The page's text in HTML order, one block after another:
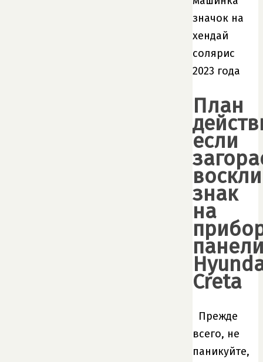
План
если
знак
на
Creta
Прежде
всего, не
паникуйте,